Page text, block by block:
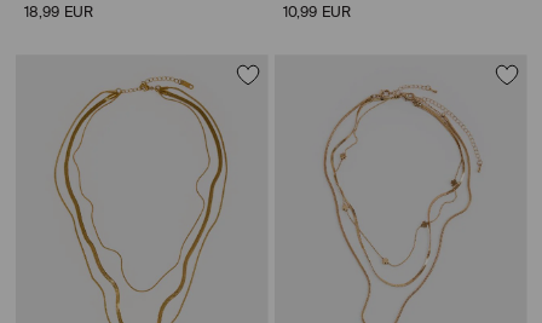
18,99 EUR
10,99 EUR